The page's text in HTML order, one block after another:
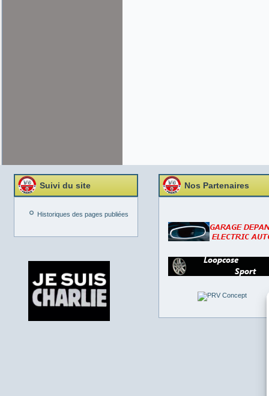
Suivi du site
Historiques des pages publiées
Nos Partenaires